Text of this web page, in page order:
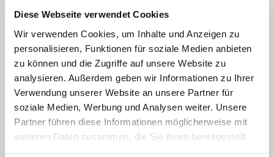
Diese Webseite verwendet Cookies
Wir verwenden Cookies, um Inhalte und Anzeigen zu
personalisieren, Funktionen für soziale Medien anbieten
zu können und die Zugriffe auf unsere Website zu
analysieren. Außerdem geben wir Informationen zu Ihrer
Verwendung unserer Website an unsere Partner für
soziale Medien, Werbung und Analysen weiter. Unsere
Partner führen diese Informationen möglicherweise mit
weiteren Daten zusammen, die Sie ihnen bereitgestellt
griechisch-orthodoxen Erzpriester Radu
Constantin Miron. (KNA)